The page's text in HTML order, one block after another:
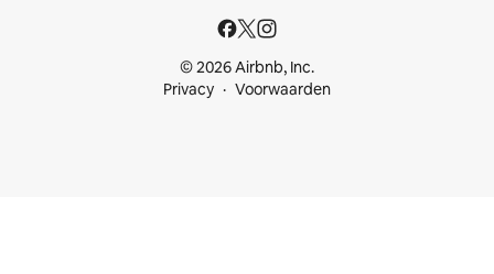
© 2026 Airbnb, Inc.
Privacy
Voorwaarden